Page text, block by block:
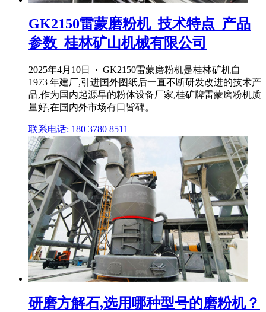
GK2150雷蒙磨粉机_技术特点_产品
参数_桂林矿山机械有限公司
2025年4月10日 · GK2150雷蒙磨粉机是桂林矿机自
1973 年建厂,引进国外图纸后一直不断研发改进的技术产
品,作为国内起源早的粉体设备厂家,桂矿牌雷蒙磨粉机质
量好,在国内外市场有口皆碑。
联系电话: 180 3780 8511
研磨方解石,选用哪种型号的磨粉机？